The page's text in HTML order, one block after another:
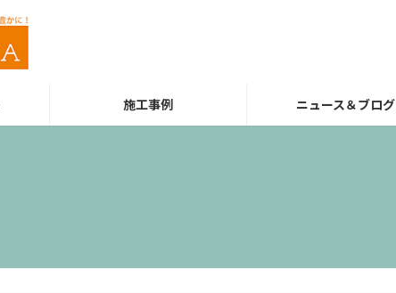
施工事例 ニュース＆ブログ